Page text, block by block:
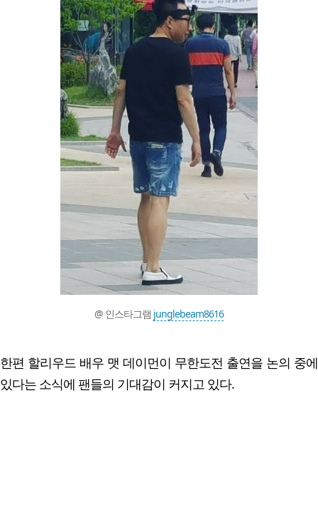
@ 인스타그램 junglebeam8616
한편 할리우드 배우 맷 데이먼이 무한도전 출연을 논의 중에
있다는 소식에 팬들의 기대감이 커지고 있다.